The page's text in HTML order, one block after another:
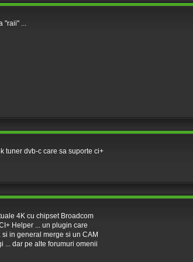
"raii" ...
tuner dvb-c care sa suporte ci+
4K cu chipset Broadcom
Helper ... un plugin care
in general merge si un CAM
... dar pe alte forumuri omenii